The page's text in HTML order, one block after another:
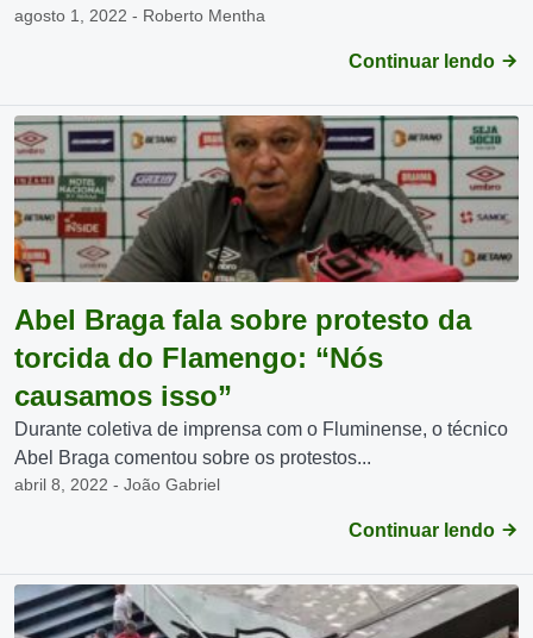
agosto 1, 2022 - Roberto Mentha
Continuar lendo
Abel Braga fala sobre protesto da
torcida do Flamengo: “Nós
causamos isso”
Durante coletiva de imprensa com o Fluminense, o técnico
Abel Braga comentou sobre os protestos...
abril 8, 2022 - João Gabriel
Continuar lendo